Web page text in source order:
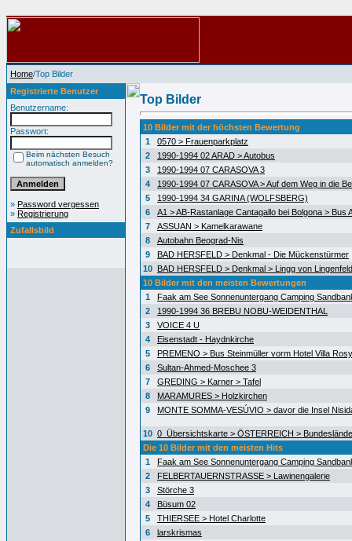
Home/Top Bilder
Registrierte Benutzer
Benutzername:
Passwort:
Beim nächsten Besuch
automatisch anmelden?
» Password vergessen
» Registrierung
Zufallsbild
Top Bilder
10 Bilder mit der höchsten Bewertung
1
0570 > Frauenparkplatz
2
1990-1994 02 ARAD > Autobus
3
1990-1994 07 CARASOVA 3
4
1990-1994 07 CARASOVA > Auf dem Weg in die
5
1990-1994 34 GARINA (WOLFSBERG)
6
A1 > AB-Rastanlage Cantagallo bei Bolgona > Bus
7
ASSUAN > Kamelkarawane
8
Autobahn Beograd-Nis
9
BAD HERSFELD > Denkmal - Die Mückenstürmer
10 BAD HERSFELD > Denkmal > Lingg von Lingenfeld
10 Bilder mit den meisten Bewertungen
1
Faak am See Sonnenuntergang Camping
2
1990-1994 36 BREBU NOBU-WEIDENTHAL
3
VOICE 4 U
4
Eisenstadt - Haydnkirche
5
PREMENO > Bus Steinmüller vorm Hotel Villa Rosy
6
Sultan-Ahmed-Moschee 3
7
GREDING > Karner > Tafel
8
MARAMURES > Holzkirchen
9
MONTE SOMMA-VESÚVIO > davor die Insel
10 0_Übersichtskarte > ÖSTERREICH >
Die 10 Bilder mit den meisten Hits
1
Faak am See Sonnenuntergang Camping
2
FELBERTAUERNSTRASSE > Lawinengalerie
3
Störche 3
4
Büsum 02
5
THIERSEE > Hotel Charlotte
6
larskrismas